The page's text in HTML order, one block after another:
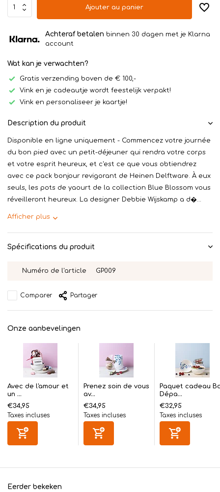
Ajouter au panier
Achteraf betalen binnen 30 dagen met je Klarna
account
Wat kan je verwachten?
Gratis verzending boven de € 100,-
Vink en je cadeautje wordt feestelijk verpakt!
Vink en personaliseer je kaartje!
Description du produit
Disponible en ligne uniquement - Commencez votre journée
du bon pied avec un petit-déjeuner qui rendra votre corps
et votre esprit heureux, et c'est ce que vous obtiendrez
avec ce pack bonjour revigorant de Heinen Delftware. À eux
seuls, les pots de yaourt de la collection Blue Blossom vous
réveilleront heureux. La designer Debbie Wijskamp a d�...
Afficher plus
Spécifications du produit
Numéro de l'article GP009
Comparer Partager
Onze aanbevelingen
Avec de l'amour et
un ...
€34,95
Taxes incluses
Prenez soin de vous
av...
€34,95
Taxes incluses
Paquet cadeau
Dépa...
€32,95
Taxes incluses
Eerder bekeken